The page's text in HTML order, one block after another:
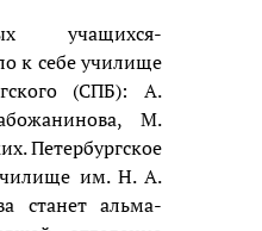
учащихся-
к себе училище
(СПБ): А.
М.
Петербургское
им. Н. А.
станет альма-